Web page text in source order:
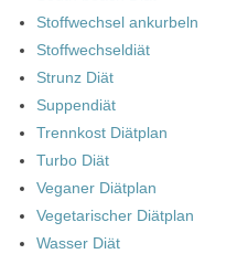
Stoffwechsel ankurbeln
Stoffwechseldiät
Strunz Diät
Suppendiät
Trennkost Diätplan
Turbo Diät
Veganer Diätplan
Vegetarischer Diätplan
Wasser Diät